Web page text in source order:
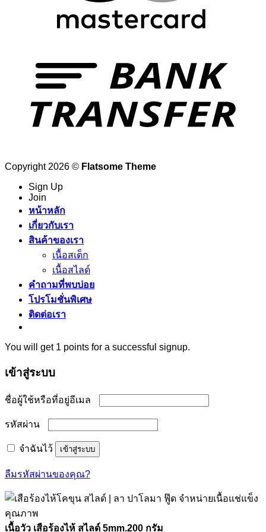
Copyright 2026 © Flatsome Theme
Sign Up
Join
หน้าหลัก
เกี่ยวกับเรา
สินค้าของเรา
เนื้อสเต็ก
เนื้อสไลด์
คำถามที่พบบ่อย
โปรโมชั่นพิเศษ
ติดต่อเรา
You will get 1 points for a successful signup.
เข้าสู่ระบบ
ชื่อผู้ใช้หรือที่อยู่อีเมล
รหัสผ่าน
จำฉันไว้ เข้าสู่ระบบ
ลืมรหัสผ่านของคุณ?
เนื้อวัว เสือร้องไห้ สไลด์ 5mm.200 กรัม